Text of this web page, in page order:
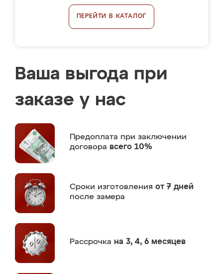
ПЕРЕЙТИ В КАТАЛОГ
Ваша выгода при
заказе у нас
Предоплата при заключении
договора всего 10%
Сроки изготовления от 7 дней
после замера
Рассрочка на 3, 4, 6 месяцев